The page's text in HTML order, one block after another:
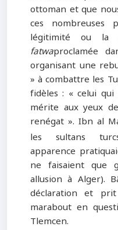
ottoman et que
ces nombreuses
légitimité ou la
fatwaproclamée
organisant une
» à combattre les
fidèles : « celui
mérite aux yeux
renégat ». Ibn al
les sultans
apparence
ne faisaient que
allusion à Alger).
déclaration et
marabout en
Tlemcen.